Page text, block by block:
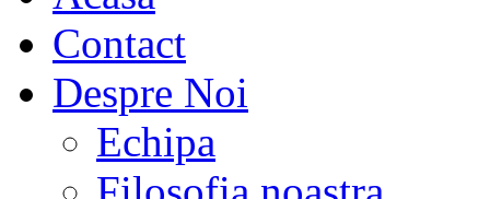
Contact
Despre Noi
Echipa